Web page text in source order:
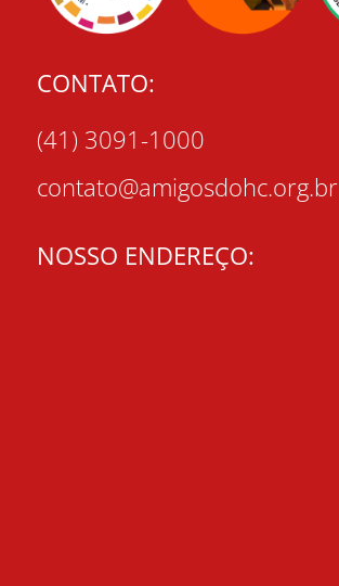
CONTATO:
(41) 3091-1000
contato@amigosdohc.org.br
NOSSO ENDEREÇO: